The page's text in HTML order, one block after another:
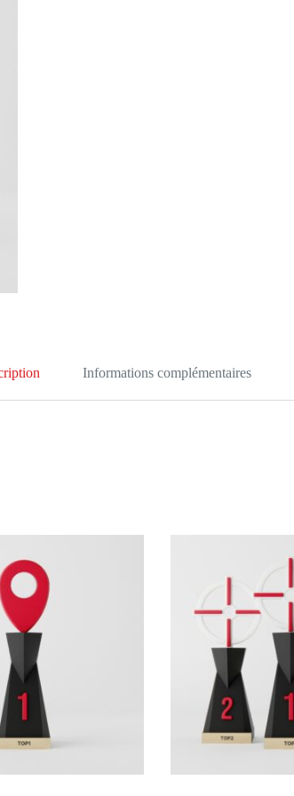
Informations complémentaires